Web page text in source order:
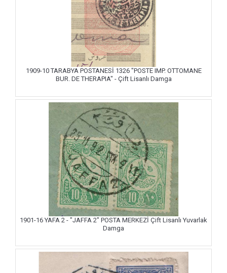
1909-10 TARABYA POSTANESİ 1326 "POSTE IMP. OTTOMANE
BUR. DE THERAPIA" - Çift Lisanlı Damga
1901-16 YAFA 2 - "JAFFA 2" POSTA MERKEZİ Çift Lisanlı Yuvarlak
Damga